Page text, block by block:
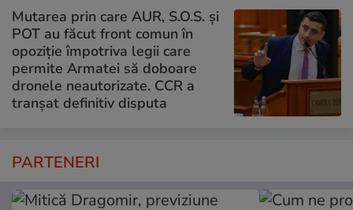
Mutarea prin care AUR, S.O.S. și
POT au făcut front comun în
opoziție împotriva legii care
permite Armatei să doboare
dronele neautorizate. CCR a
tranșat definitiv disputa
PARTENERI